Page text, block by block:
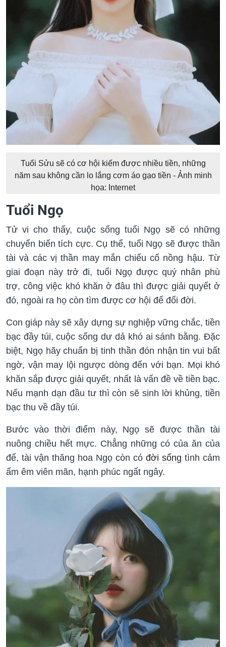
Tuổi Sửu sẽ có cơ hội kiếm được nhiều tiền, những
năm sau không cần lo lắng cơm áo gạo tiền - Ảnh minh
họa: Internet
Tuổi Ngọ
Tử vi cho thấy, cuộc sống tuổi Ngọ sẽ có những
chuyển biến tích cực. Cụ thể, tuổi Ngọ sẽ được thần
tài và các vị thần may mắn chiếu cố nồng hậu. Từ
giai đoạn này trở đi, tuổi Ngọ được quý nhân phù
trợ, công việc khó khăn ở đâu thì được giải quyết ở
đó, ngoài ra họ còn tìm được cơ hội để đổi đời.
Con giáp này sẽ xây dựng sự nghiệp vững chắc, tiền
bạc đầy túi, cuộc sống dư dả khó ai sánh bằng. Đặc
biệt, Ngọ hãy chuẩn bị tinh thần đón nhận tin vui bất
ngờ, vận may lội ngược dòng đến với bạn. Mọi khó
khăn sắp được giải quyết, nhất là vấn đề về tiền bạc.
Nếu mạnh dạn đầu tư thì còn sẽ sinh lời khủng, tiền
bạc thu về đầy túi.
Bước vào thời điểm này, Ngọ sẽ được thần tài
nuông chiều hết mực. Chẳng những có của ăn của
để, tài vận thăng hoa Ngọ còn có đời sống tình cảm
ấm êm viên mãn, hạnh phúc ngất ngây.